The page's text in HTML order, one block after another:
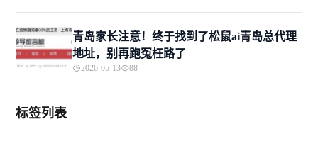
青岛家长注意！终于找到了松鼠ai青岛总代理
地址，别再跑冤枉路了
2026-05-13 88
标签列表